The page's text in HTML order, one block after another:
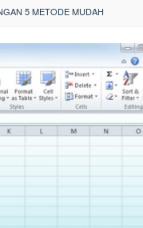
5 METODE MUDAH